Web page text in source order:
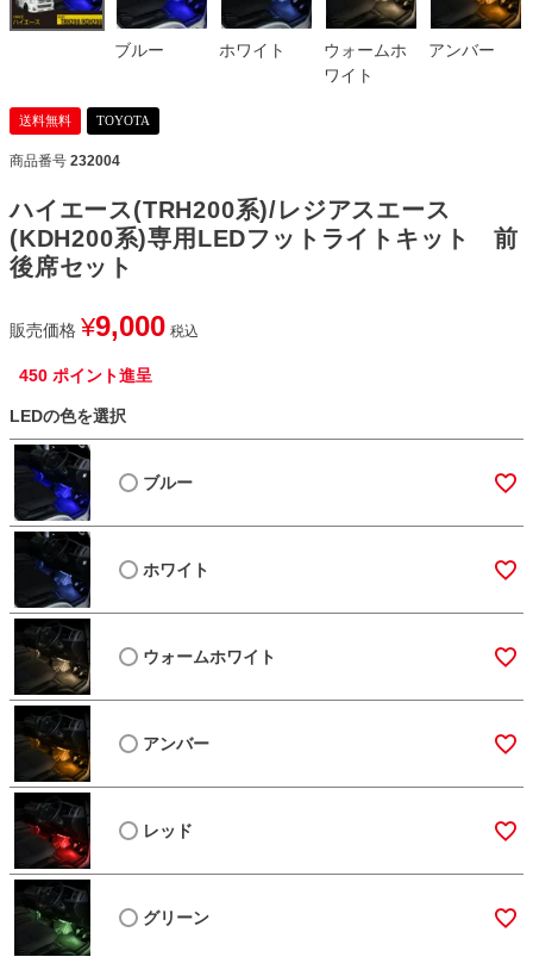
ブルー ホワイト
ウォームホ
ワイト
アンバー
送料無料 TOYOTA
商品番号 232004
ハイエース(TRH200系)/レジアスエース
(KDH200系)専用LEDフットライトキット 前
後席セット
販売価格 ¥9,000 税込
450 ポイント進呈
LEDの色を選択
ブルー
ホワイト
ウォームホワイト
アンバー
レッド
グリーン